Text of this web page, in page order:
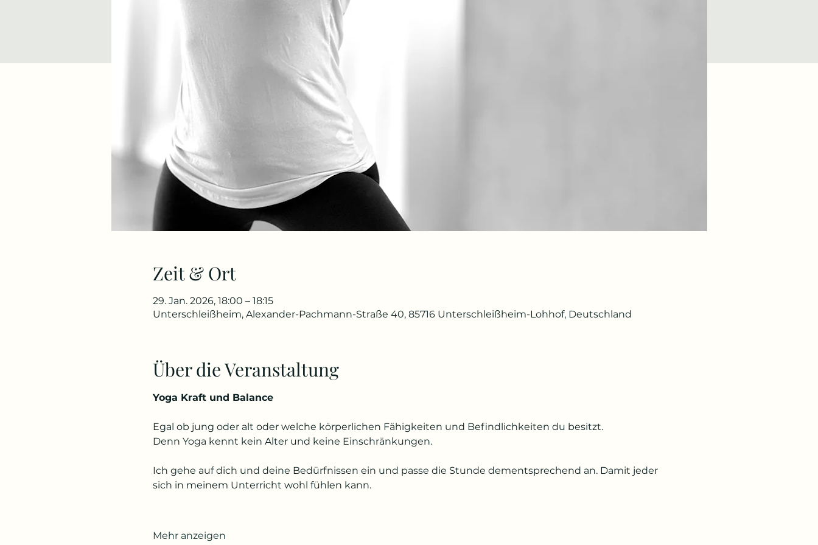
Zeit & Ort
29. Jan. 2026, 18:00 – 18:15
Unterschleißheim, Alexander-Pachmann-Straße 40, 85716 Unterschleißheim-Lohhof, Deutschland
Über die Veranstaltung
Yoga Kraft und Balance
Egal ob jung oder alt oder welche körperlichen Fähigkeiten und Befindlichkeiten du besitzt.
Denn Yoga kennt kein Alter und keine Einschränkungen.
Ich gehe auf dich und deine Bedürfnissen ein und passe die Stunde dementsprechend an. Damit jeder
sich in meinem Unterricht wohl fühlen kann.
Mehr anzeigen